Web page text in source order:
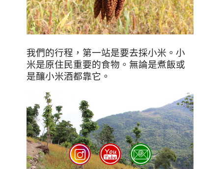
我們的行程，第一站是要去採小米。 小
米是原住民重要的食物。無論是煮飯或
是釀小米酒都靠它。